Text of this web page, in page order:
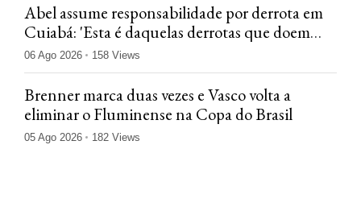
Abel assume responsabilidade por derrota em
Cuiabá: 'Esta é daquelas derrotas que doem
menos'
06 Ago 2026 158 Views
Brenner marca duas vezes e Vasco volta a
eliminar o Fluminense na Copa do Brasil
05 Ago 2026 182 Views